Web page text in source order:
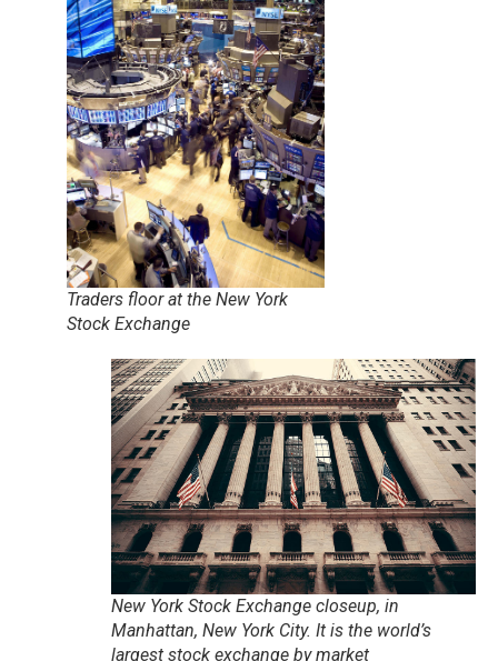
Traders floor at the New York
Stock Exchange
New York Stock Exchange closeup, in
Manhattan, New York City. It is the world’s
largest stock exchange by market